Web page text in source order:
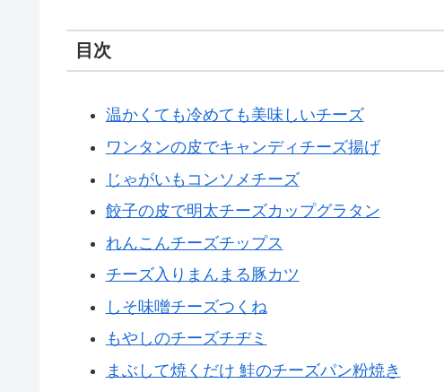
目次
温かくても冷めても美味しいチーズ
ワンタンの皮でキャンディチーズ揚げ
じゃがいもコンソメチーズ
餃子の皮で明太チーズカップグラタン
れんこんチーズチップス
チーズ入りまんまる豚カツ
しそ味噌チーズつくね
もやしのチーズチヂミ
まぶして焼くだけ 鮭のチーズパン粉焼き